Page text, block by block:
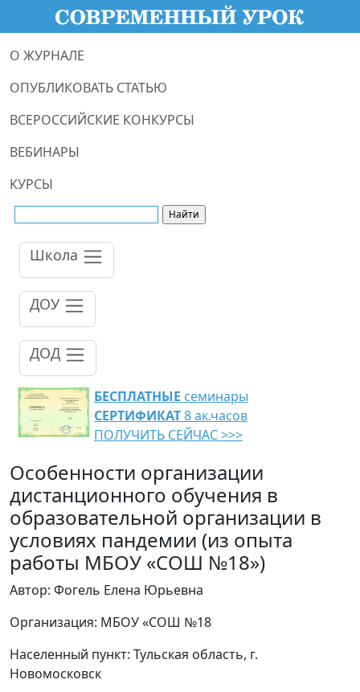
О ЖУРНАЛЕ
ОПУБЛИКОВАТЬ СТАТЬЮ
ВСЕРОССИЙСКИЕ КОНКУРСЫ
ВЕБИНАРЫ
КУРСЫ
Школа
ДОУ
ДОД
БЕСПЛАТНЫЕ семинары
СЕРТИФИКАТ8 ак.часов
ПОЛУЧИТЬ СЕЙЧАС >>>
Особенности организации
дистанционного обучения в
образовательной организации в
условиях пандемии (из опыта
работы МБОУ «СОШ №18»)
Автор: Фогель Елена Юрьевна
Организация: МБОУ «СОШ №18
Населенный пункт: Тульская область, г.
Новомосковск